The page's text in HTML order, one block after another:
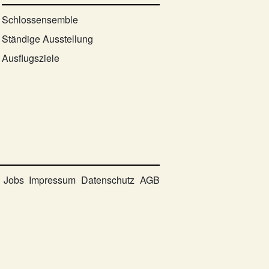
Schlossensemble
Ständige Ausstellung
Ausflugsziele
Jobs Impressum Datenschutz AGB